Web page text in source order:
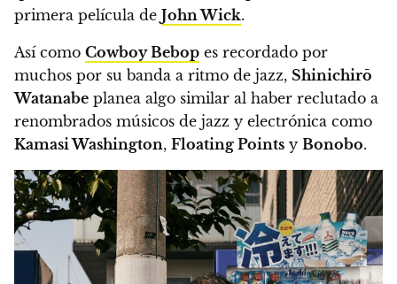
primera película de John Wick.
Así como Cowboy Bebop es recordado por
muchos por su banda a ritmo de jazz, Shinichirō
Watanabe planea algo similar al haber reclutado a
renombrados músicos de jazz y electrónica como
Kamasi Washington, Floating Points y Bonobo.